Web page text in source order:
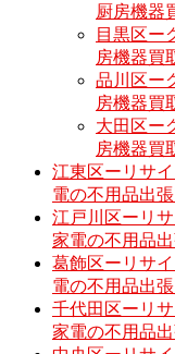
厨房機器
目黒区ー
房機器買
品川区ー
房機器買
大田区ー
房機器買
江東区ーリサ
電の不用品出
江戸川区ーリ
家電の不用品
葛飾区ーリサ
電の不用品出
千代田区ーリ
家電の不用品